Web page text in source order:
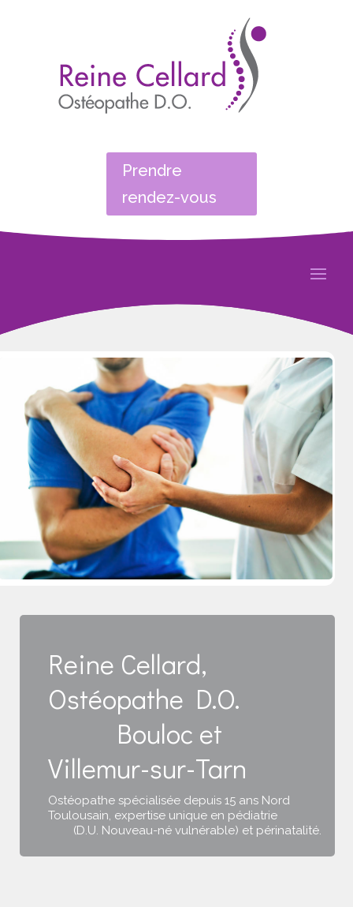
Prendre
rendez-vous
Reine Cellard,
Ostéopathe D.O.
Bouloc et
Villemur-sur-Tarn
Ostéopathe spécialisée depuis 15 ans Nord
Toulousain, expertise unique en pédiatrie
(D.U. Nouveau-né vulnérable) et périnatalité.